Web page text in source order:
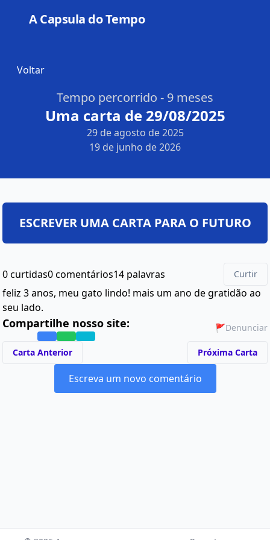
A Capsula do Tempo
Voltar
Tempo percorrido - 9 meses
Uma carta de 29/08/2025
29 de agosto de 2025
19 de junho de 2026
0 curtidas0 comentários14 palavras Curtir
feliz 3 anos, meu gato lindo! mais um ano de gratidão ao
seu lado.
Compartilhe nosso site: 🚩Denunciar
Carta Anterior Próxima Carta
Escreva um novo comentário
ESCREVER UMA CARTA PARA O FUTURO